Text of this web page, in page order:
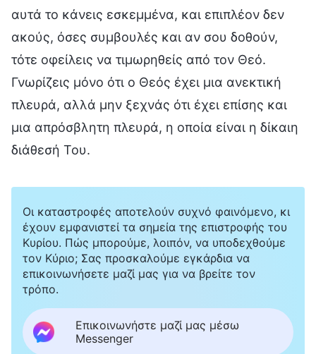
αυτά το κάνεις εσκεμμένα, και επιπλέον δεν
ακούς, όσες συμβουλές και αν σου δοθούν,
τότε οφείλεις να τιμωρηθείς από τον Θεό.
Γνωρίζεις μόνο ότι ο Θεός έχει μια ανεκτική
πλευρά, αλλά μην ξεχνάς ότι έχει επίσης και
μια απρόσβλητη πλευρά, η οποία είναι η δίκαιη
διάθεσή Του.
Οι καταστροφές αποτελούν συχνό φαινόμενο, κι
έχουν εμφανιστεί τα σημεία της επιστροφής του
Κυρίου. Πώς μπορούμε, λοιπόν, να υποδεχθούμε
τον Κύριο; Σας προσκαλούμε εγκάρδια να
επικοινωνήσετε μαζί μας για να βρείτε τον
τρόπο.
Επικοινωνήστε μαζί μας μέσω
Messenger